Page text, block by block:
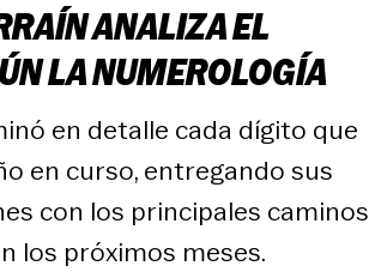
ANALIZA EL
LA NUMEROLOGÍA
en detalle cada dígito que
en curso, entregando sus
con los principales caminos
los próximos meses.